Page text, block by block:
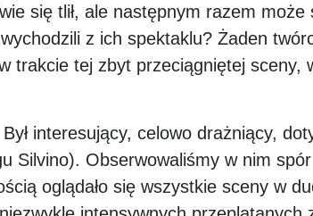
się tlił, ale następnym razem
z ich spektaklu? Żaden
trakcie tej zbyt przeciągniętej sceny,
interesujący, celowo drażniący,
Silvino). Obserwowaliśmy w nim
oglądało się wszystkie sceny w